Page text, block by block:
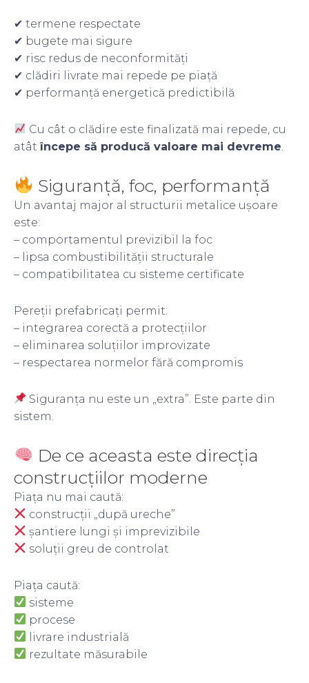
✔ termene respectate
✔ bugete mai sigure
✔ risc redus de neconformități
✔ clădiri livrate mai repede pe piață
✔ performanță energetică predictibilă
Cu cât o clădire este finalizată mai repede, cu
atâtîncepe să producă valoare mai devreme
Siguranță, foc, performanță
Un avantaj major al structurii metalice ușoare
este:
– comportamentul previzibil la foc
– lipsa combustibilității structurale
– compatibilitatea cu sisteme certificate
Pereții prefabricați permit:
– integrarea corectă a protecțiilor
– eliminarea soluțiilor improvizate
– respectarea normelor fără compromis
Siguranța nu este un „extra”. Este parte din
sistem.
De ce aceasta este direcția
construcțiilor moderne
Piața nu mai caută:
construcții „după ureche”
șantiere lungi și imprevizibile
soluții greu de controlat
Piața caută:
sisteme
procese
livrare industrială
rezultate măsurabile